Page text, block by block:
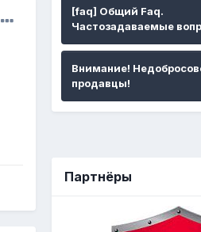
[faq] Общий Faq.
Частозадаваемые
Внимание!
продавцы!
Партнёры